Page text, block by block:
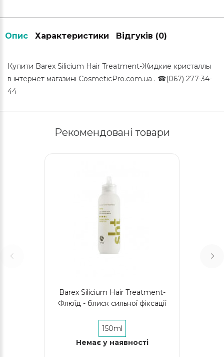
Опис Характеристики Відгуків (0)
Купити Barex Silicium Hair Treatment-Жидкие кристаллы
в інтернет магазині CosmeticPro.com.ua . ☎(067) 277-34-
44
Рекомендовані товари
Barex Silicium Hair Treatment-
Флюїд - блиск сильної фіксації
150ml
Немає у наявності